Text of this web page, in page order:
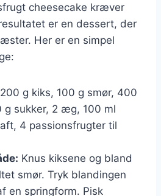
cheesecake kræver
er en dessert, der
Her er en simpel
200 g kiks, 100 g smør, 400
g sukker, 2 æg, 100 ml
4 passionsfrugter til
Knus kiksene og bland
smør. Tryk blandingen
en springform. Pisk